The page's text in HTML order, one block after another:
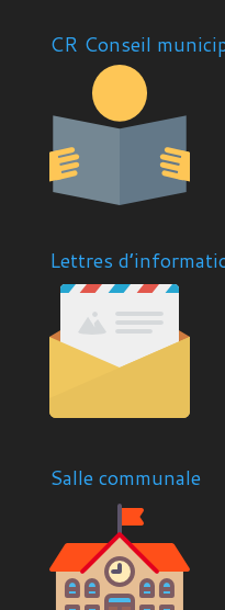
CR Conseil
Lettres
Salle communale